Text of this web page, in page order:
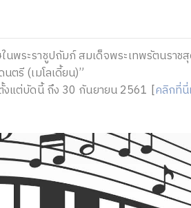
พระราชูปถัมภ์ สมเด็จพระเทพรัตนราช
ตรี (เมโลเดี้ยน)”
งแต่บัดนี้ ถึง 30 กันยายน 2561 [คลิกที่นี่